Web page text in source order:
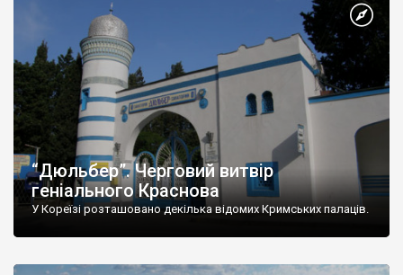
“Дюльбер”. Черговий витвір
геніального Краснова
У Кореїзі розташовано декілька відомих Кримських палаців.